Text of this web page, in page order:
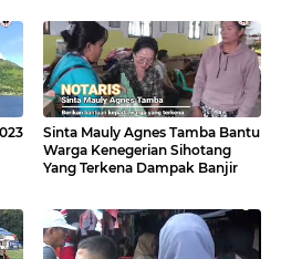
Sinta Mauly Agnes Tamba Bantu
Warga Kenegerian Sihotang
Yang Terkena Dampak Banjir